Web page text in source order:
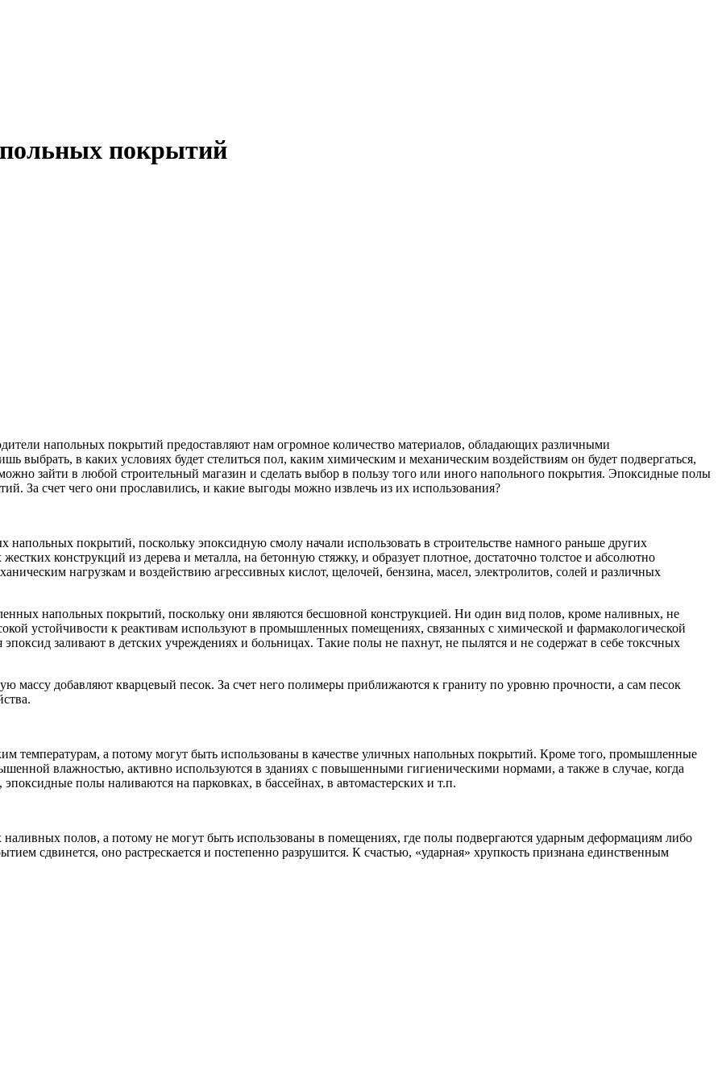
покрытий
напольных покрытий предоставляют нам огромное количество материалов, обладающих различными
выбрать, в каких условиях будет стелиться пол, каким химическим и механическим воздействиям он будет подвергаться,
зайти в любой строительный магазин и сделать выбор в пользу того или иного напольного покрытия. Эпоксидные полы
За счет чего они прославились, и какие выгоды можно извлечь из их использования?
покрытий, поскольку эпоксидную смолу начали использовать в строительстве намного раньше других
конструкций из дерева и металла, на бетонную стяжку, и образует плотное, достаточно толстое и абсолютно
нагрузкам и воздействию агрессивных кислот, щелочей, бензина, масел, электролитов, солей и различных
напольных покрытий, поскольку они являются бесшовной конструкцией. Ни один вид полов, кроме наливных, не
устойчивости к реактивам используют в промышленных помещениях, связанных с химической и фармакологической
эпоксид заливают в детских учреждениях и больницах. Такие полы не пахнут, не пылятся и не содержат в себе токсчных
массу добавляют кварцевый песок. За счет него полимеры приближаются к граниту по уровню прочности, а сам песок
температурам, а потому могут быть использованы в качестве уличных напольных покрытий. Кроме того, промышленные
влажностью, активно используются в зданиях с повышенными гигиеническими нормами, а также в случае, когда
полы наливаются на парковках, в бассейнах, в автомастерских и т.п.
полов, а потому не могут быть использованы в помещениях, где полы подвергаются ударным деформациям либо
сдвинется, оно растрескается и постепенно разрушится. К счастью, «ударная» хрупкость признана единственным